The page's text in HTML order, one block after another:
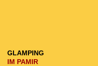
GLAMPING
IM PAMIR